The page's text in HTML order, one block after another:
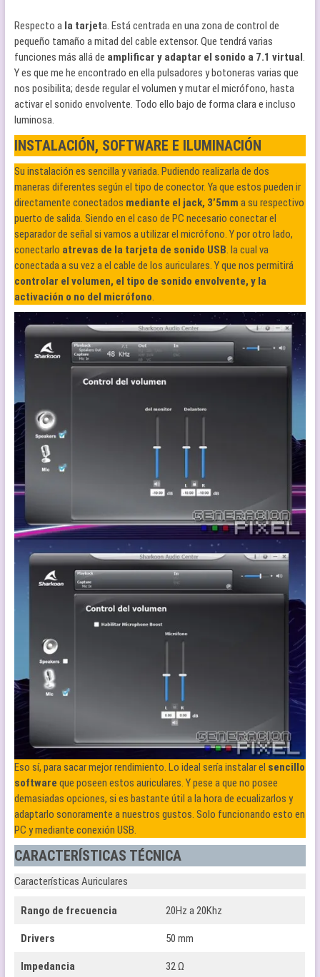
Respecto a la tarjeta. Está centrada en una zona de control de
pequeño tamaño a mitad del cable extensor. Que tendrá varias
funciones más allá de amplificar y adaptar el sonido a 7.1 virtual.
Y es que me he encontrado en ella pulsadores y botoneras varias que
nos posibilita; desde regular el volumen y mutar el micrófono, hasta
activar el sonido envolvente. Todo ello bajo de forma clara e incluso
luminosa.
INSTALACIÓN, SOFTWARE E ILUMINACIÓN
Su instalación es sencilla y variada. Pudiendo realizarla de dos
maneras diferentes según el tipo de conector. Ya que estos pueden ir
directamente conectados mediante el jack, 3’5mm a su respectivo
puerto de salida. Siendo en el caso de PC necesario conectar el
separador de señal si vamos a utilizar el micrófono. Y por otro lado,
conectarlo atrevas de la tarjeta de sonido USB. la cual va
conectada a su vez a el cable de los auriculares. Y que nos permitirá
controlar el volumen, el tipo de sonido envolvente, y la
activación o no del micrófono.
Eso sí, para sacar mejor rendimiento. Lo ideal sería instalar el sencillo
software que poseen estos auriculares. Y pese a que no posee
demasiadas opciones, si es bastante útil a la hora de ecualizarlos y
adaptarlo sonoramente a nuestros gustos. Solo funcionando esto en
PC y mediante conexión USB.
CARACTERÍSTICAS TÉCNICA
Características Auriculares
Rango de frecuencia 20Hz a 20Khz
Drivers 50 mm
Impedancia 32 Ω